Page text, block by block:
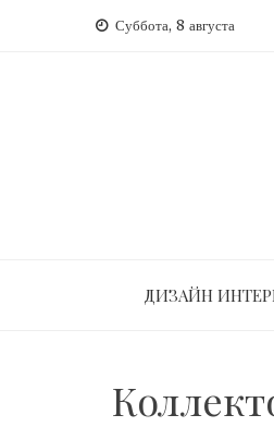
Суббота, 8 августа
ДИЗАЙН